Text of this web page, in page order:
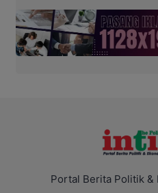
Portal Berita Politik &